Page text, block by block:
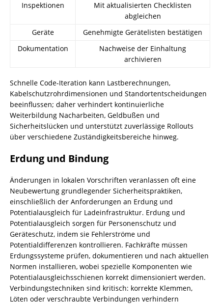
Inspektionen
Mit aktualisierten Checklisten
abgleichen
Geräte
Genehmigte Gerätelisten bestätigen
Dokumentation
Nachweise der Einhaltung
archivieren
Schnelle Code‑Iteration kann Lastberechnungen,
Kabelschutzrohrdimensionen und Standortentscheidungen
beeinflussen; daher verhindert kontinuierliche
Weiterbildung Nacharbeiten, Geldbußen und
Sicherheitslücken und unterstützt zuverlässige Rollouts
über verschiedene Zuständigkeitsbereiche hinweg.
Erdung und Bindung
Änderungen in lokalen Vorschriften veranlassen oft eine
Neubewertung grundlegender Sicherheitspraktiken,
einschließlich der Anforderungen an Erdung und
Potentialausgleich für Ladeinfrastruktur. Erdung und
Potentialausgleich sorgen für Personenschutz und
Geräteschutz, indem sie Fehlerströme und
Potentialdifferenzen kontrollieren. Fachkräfte müssen
Erdungssysteme prüfen, dokumentieren und nach aktuellen
Normen installieren, wobei spezielle Komponenten wie
Potentialausgleichsschienen korrekt dimensioniert werden.
Verbindungstechniken sind kritisch: korrekte Klemmen,
Löten oder verschraubte Verbindungen verhindern